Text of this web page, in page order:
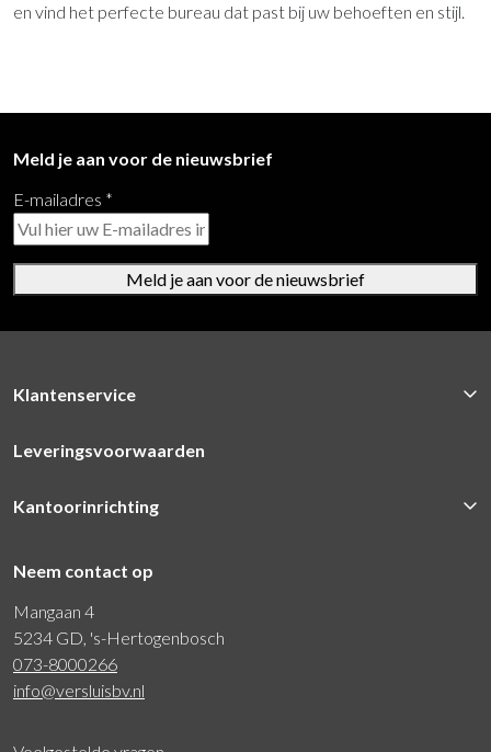
en vind het perfecte bureau dat past bij uw behoeften en stijl.
Meld je aan voor de nieuwsbrief
E-mailadres *
Meld je aan voor de nieuwsbrief
Klantenservice
Leveringsvoorwaarden
Kantoorinrichting
Neem contact op
Mangaan 4
5234 GD, 's-Hertogenbosch
073-8000266
info@versluisbv.nl